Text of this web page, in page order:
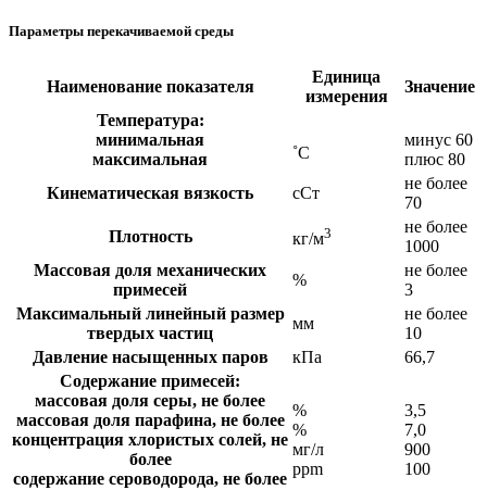
Параметры перекачиваемой среды
Наименование показателя
Единица
измерения
Значение
Температура:
минимальная
максимальная
˚С
минус 60
плюс 80
Кинематическая вязкость
сСт
не более
70
Плотность
кг/м3
не более
1000
Массовая доля механических
примесей
%
не более
3
Максимальный линейный размер
твердых частиц
мм
не более
10
Давление насыщенных паров
кПа
66,7
Содержание примесей:
массовая доля серы, не более
массовая доля парафина, не более
концентрация хлористых солей, не
более
содержание сероводорода, не более
%
%
мг/л
ppm
3,5
7,0
900
100